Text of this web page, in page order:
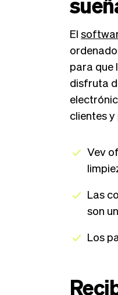
El
para que
disfruta
clientes
Vev
Las
son
Los